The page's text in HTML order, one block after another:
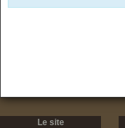
Le site